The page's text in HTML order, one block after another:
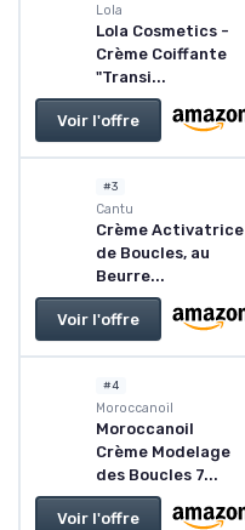
Lola
Lola Cosmetics -
Crème Coiffante
"Transi...
Voir l'offre
#3
Cantu
Crème Activatrice
de Boucles, au
Beurre...
Voir l'offre
#4
Moroccanoil
Moroccanoil
Crème Modelage
des Boucles 7...
Voir l'offre